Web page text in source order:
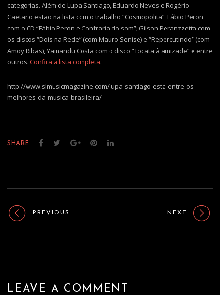
categorias. Além de Lupa Santiago, Eduardo Neves e Rogério
Caetano estão na lista com o trabalho “Cosmopolita”; Fábio Peron
com o CD “Fábio Peron e Confraria do som”; Gilson Peranzzetta com
os discos “Dois na Rede” (com Mauro Senise) e “Repercutindo” (com
Amoy Ribas), Yamandu Costa com o disco “Tocata à amizade” e entre
outros. Confira a lista completa.
http://www.slmusicmagazine.com/lupa-santiago-esta-entre-os-
melhores-da-musica-brasileira/
SHARE
PREVIOUS NEXT
LEAVE A COMMENT